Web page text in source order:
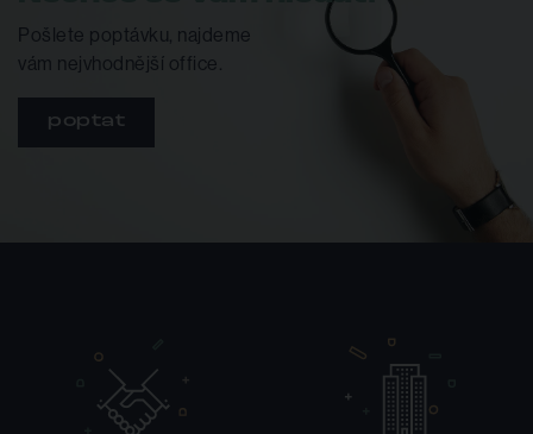
Pošlete poptávku, najdeme
vám nejvhodnější office.
poptat